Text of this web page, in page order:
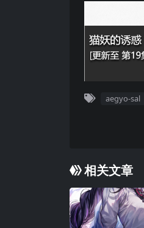
aegyo-sal
相关文章